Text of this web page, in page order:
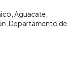
Aguacate
Departamento de